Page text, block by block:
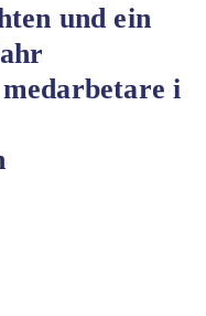
und ein
i